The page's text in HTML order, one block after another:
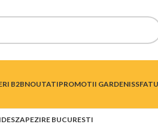
B2BNOUTATIPROMOTII GARDENIS
DESZAPEZIRE BUCURESTI